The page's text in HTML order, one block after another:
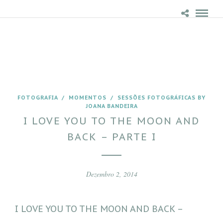
FOTOGRAFIA / MOMENTOS / SESSÕES FOTOGRÁFICAS BY
JOANA BANDEIRA
I LOVE YOU TO THE MOON AND
BACK – PARTE I
Dezembro 2, 2014
I LOVE YOU TO THE MOON AND BACK –